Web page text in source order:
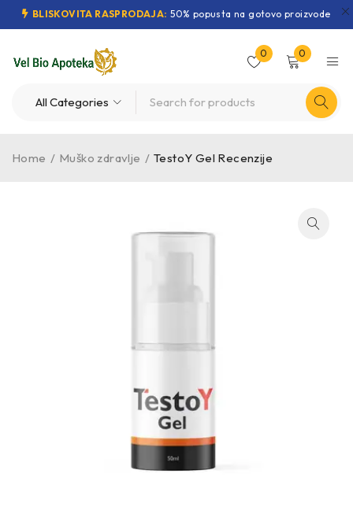
BLISKOVITA RASPRODAJA: 50% popusta na gotovo proizvode
0 0
Home / Muško zdravlje / TestoY Gel Recenzije